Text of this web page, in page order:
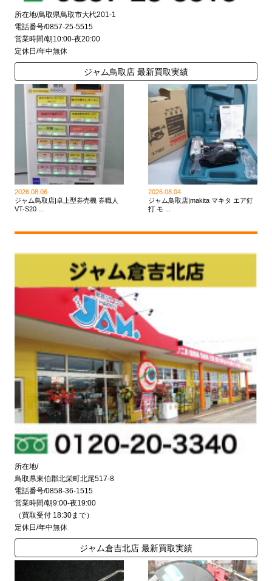
所在地/鳥取県鳥取市大杙201-1
電話番号/0857-25-5515
営業時間/朝10:00-夜20:00
定休日/年中無休
ジャム鳥取店 最新買取実績
2026.08.06
ジャム鳥取店|卓上型券売機 券職人
VT-S20 ...
2026.08.04
ジャム鳥取店|makita マキタ エア釘
打 モ ...
所在地/
鳥取県東伯郡北栄町北尾517-8
電話番号/0858-36-1515
営業時間/朝9:00-夜19:00
（買取受付 18:30まで）
定休日/年中無休
ジャム倉吉北店 最新買取実績